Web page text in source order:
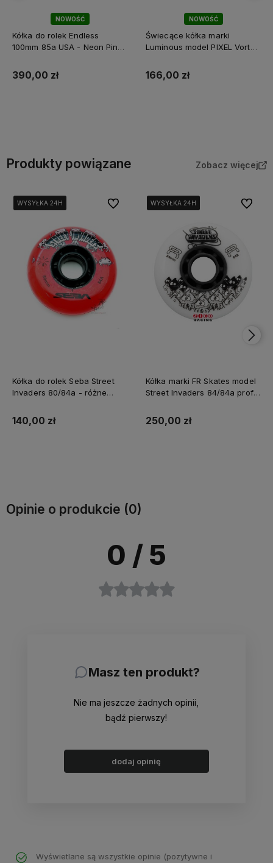
NOWOŚĆ
Kółka do rolek Endless
100mm 85a USA - Neon Pink
390,00 zł
NOWOŚĆ
Świecące kółka marki
Luminous model PIXEL Vortex
166,00 zł
Produkty powiązane Zobacz więcej
WYSYŁKA 24H
WYSYŁKA 24H
WYSYŁKA 24H
WYSYŁKA 24H
Kółka do rolek Seba Street
Invaders 80/84a - różne
140,00 zł
Do ulubionychWYSYŁKA 24H
WYSYŁKA 24H
WYSYŁKA 24H
WYSYŁKA 24H
Kółka marki FR Skates model
Street Invaders 84/84a profil
250,00 zł
Do
Opinie o produkcie (0)
0 / 5
Masz ten produkt?
Nie ma jeszcze żadnych opinii,
bądź pierwszy!
dodaj opinię
Wyświetlane są wszystkie opinie (pozytywne i